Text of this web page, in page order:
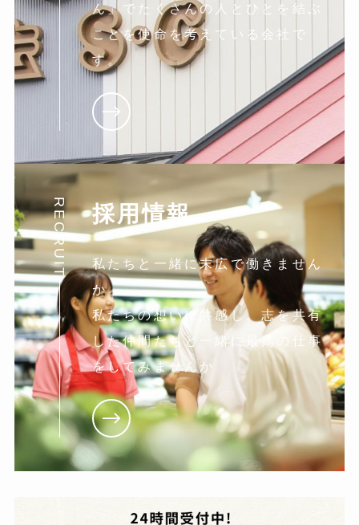
ん」でたくさんの人とひとを結ぶ
ことを使命を考えている会社で
す。
RECRUIT 採用情報
私たちと一緒に末広で働きません
か。
私たちの想いに共感し。志を共有
した仲間たちと一緒に最高の仕事
をしてみませんか